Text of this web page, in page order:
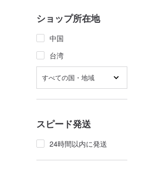
ショップ所在地
中国
台湾
すべての国・地域
スピード発送
24時間以内に発送